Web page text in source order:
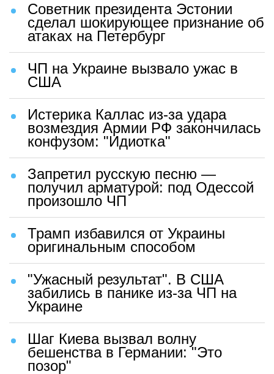
Советник президента Эстонии
сделал шокирующее признание об
атаках на Петербург
ЧП на Украине вызвало ужас в
США
Истерика Каллас из-за удара
возмездия Армии РФ закончилась
конфузом: "Идиотка"
Запретил русскую песню —
получил арматурой: под Одессой
произошло ЧП
Трамп избавился от Украины
оригинальным способом
"Ужасный результат". В США
забились в панике из-за ЧП на
Украине
Шаг Киева вызвал волну
бешенства в Германии: "Это
позор"